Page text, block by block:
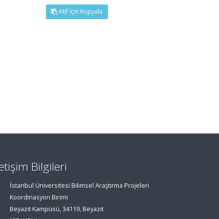
Atıf İçin Kopyala
Bilgileri
İstanbul Üniversitesi Bilimsel Araştırma Projeleri
Koordinasyon Birimi
Beyazıt Kampüsü, 34119, Beyazıt